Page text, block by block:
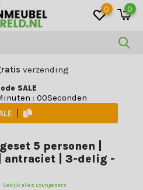
0 0
verzending
SALE
: 00Seconden
5 personen |
antraciet | 3-delig -
Bekijk alles Loungesets